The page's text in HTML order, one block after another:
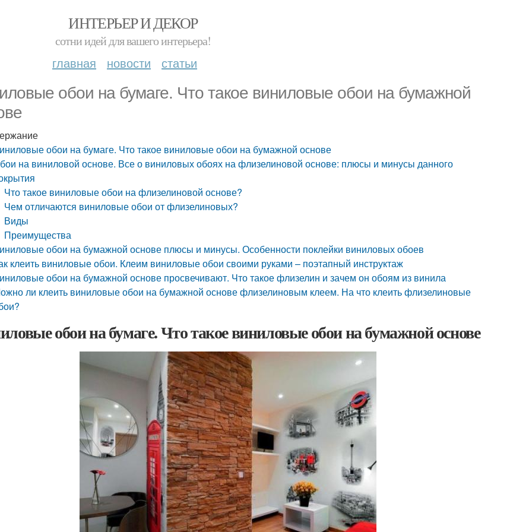
ИНТЕРЬЕР И ДЕКОР
сотни идей для вашего интерьера!
главная новости статьи
обои на бумаге. Что такое виниловые обои на бумажной
обои на бумаге. Что такое виниловые обои на бумажной основе
на виниловой основе. Все о виниловых обоях на флизелиновой основе: плюсы и минусы данного
Что такое виниловые обои на флизелиновой основе?
Чем отличаются виниловые обои от флизелиновых?
Виды
Преимущества
обои на бумажной основе плюсы и минусы. Особенности поклейки виниловых обоев
клеить виниловые обои. Клеим виниловые обои своими руками – поэтапный инструктаж
обои на бумажной основе просвечивают. Что такое флизелин и зачем он обоям из винила
ли клеить виниловые обои на бумажной основе флизелиновым клеем. На что клеить флизелиновые
обои на бумаге. Что такое виниловые обои на бумажной основе